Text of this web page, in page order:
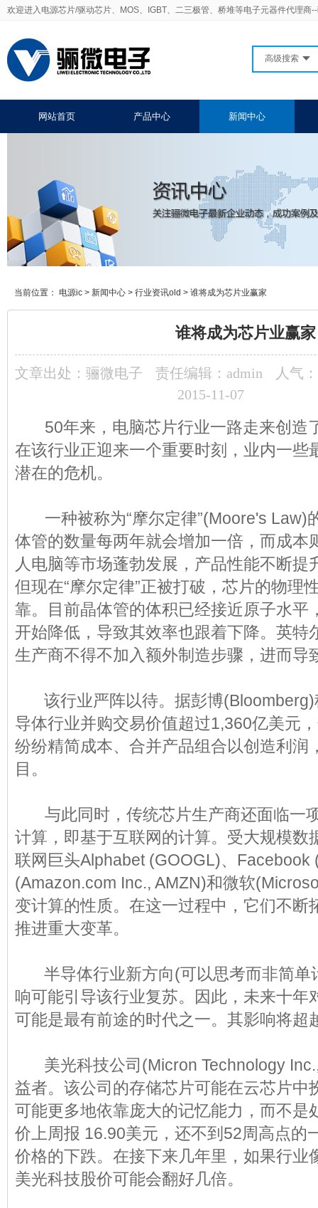
欢迎进入电源芯片/驱动芯片、MOS、IGBT、二三极管、桥堆等电子元器件代理商
高级搜索
网站首页 产品中心 新闻中心
当前位置： 电源ic > 新闻中心 > 行业资讯old > 谁将成为芯片业赢家
谁将成为芯片业赢家
文章出处： 骊微电子 责任编辑：admin
人气：
2015-11-07
50年来，电脑芯片行业一路走来创造
在该行业正迎来一个重要时刻，业内一些
潜在的危机。
一种被称为“摩尔定律”(Moore's Law)
体管的数量每两年就会增加一倍，而成本
人电脑等市场蓬勃发展，产品性能不断提
但现在“摩尔定律”正被打破，芯片的物理
靠。目前晶体管的体积已经接近原子水平
开始降低，导致其效率也跟着下降。英特
生产商不得不加入额外制造步骤，进而导
该行业严阵以待。据彭博(Bloomberg)
导体行业并购交易价值超过1,360亿美元
纷纷精简成本、合并产品组合以创造利润
目。
与此同时，传统芯片生产商还面临一
计算，即基于互联网的计算。受大规模数
联网巨头Alphabet (GOOGL)、Facebook
(Amazon.com Inc., AMZN)和微软
变计算的性质。在这一过程中，它们不断
推进重大变革。
半导体行业新方向(可以思考而非简单
响可能引导该行业复苏。因此，未来十年
可能是最有前途的时代之一。其影响将超
美光科技公司(Micron Technology
益者。该公司的存储芯片可能在云芯片中
可能更多地依靠庞大的记忆能力，而不是
价上周报 16.90美元，还不到52周高点的
价格的下跌。在接下来几年里，如果行业
美光科技股价可能会翻好几倍。